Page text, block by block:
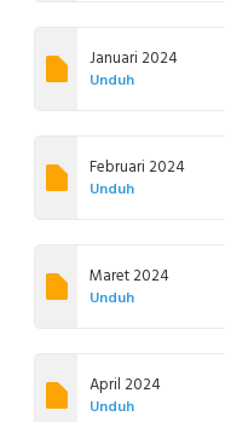
Januari 2024
Unduh
Februari 2024
Unduh
Maret 2024
Unduh
April 2024
Unduh